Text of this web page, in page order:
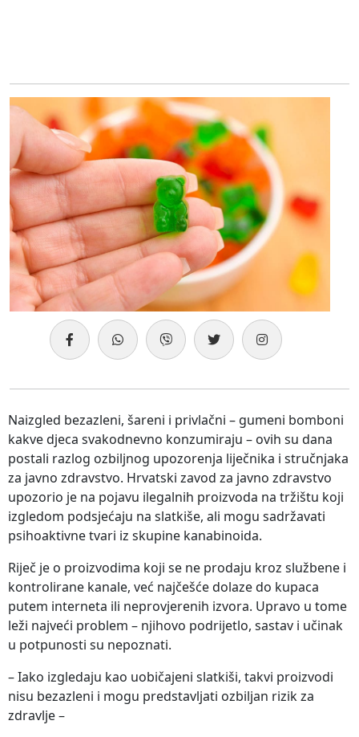
Naizgled bezazleni, šareni i privlačni – gumeni bomboni
kakve djeca svakodnevno konzumiraju – ovih su dana
postali razlog ozbiljnog upozorenja liječnika i stručnjaka
za javno zdravstvo. Hrvatski zavod za javno zdravstvo
upozorio je na pojavu ilegalnih proizvoda na tržištu koji
izgledom podsjećaju na slatkiše, ali mogu sadržavati
psihoaktivne tvari iz skupine kanabinoida.
Riječ je o proizvodima koji se ne prodaju kroz službene i
kontrolirane kanale, već najčešće dolaze do kupaca
putem interneta ili neprovjerenih izvora. Upravo u tome
leži najveći problem – njihovo podrijetlo, sastav i učinak
u potpunosti su nepoznati.
– Iako izgledaju kao uobičajeni slatkiši, takvi proizvodi
nisu bezazleni i mogu predstavljati ozbiljan rizik za
zdravlje –